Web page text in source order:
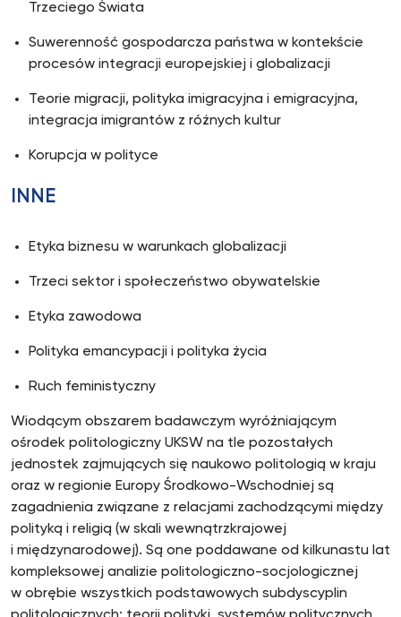
Trzeciego Świata
Suwerenność gospodarcza państwa w kontekście
procesów integracji europejskiej i globalizacji
Teorie migracji, polityka imigracyjna i emigracyjna,
integracja imigrantów z różnych kultur
Korupcja w polityce
INNE
Etyka biznesu w warunkach globalizacji
Trzeci sektor i społeczeństwo obywatelskie
Etyka zawodowa
Polityka emancypacji i polityka życia
Ruch feministyczny
Wiodącym obszarem badawczym wyróżniającym
ośrodek politologiczny UKSW na tle pozostałych
jednostek zajmujących się naukowo politologią w kraju
oraz w regionie Europy Środkowo-Wschodniej są
zagadnienia związane z relacjami zachodzącymi między
polityką i religią (w skali wewnątrzkrajowej
i międzynarodowej). Są one poddawane od kilkunastu lat
kompleksowej analizie politologiczno-socjologicznej
w obrębie wszystkich podstawowych subdyscyplin